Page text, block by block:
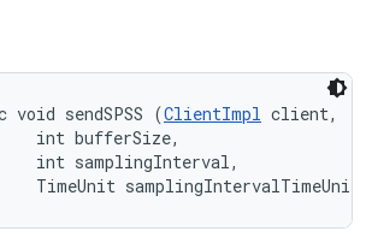
sendSPSS (ClientImpl client,
int bufferSize,
int samplingInterval,
TimeUnit